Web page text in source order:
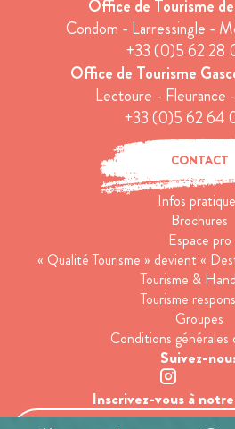
Office de Tourisme
Condom - Larressingle -
+33 (0)5 62 28
Office de Tourisme
Lectoure - Fleurance
+33 (0)5 62 64
CONTACT
Infos
Brochures
Espace pro
« Qualité Tourisme » devient «
Tourisme &
Tourisme
Groupes
Conditions générales
Suivez-
Inscrivez-vous à